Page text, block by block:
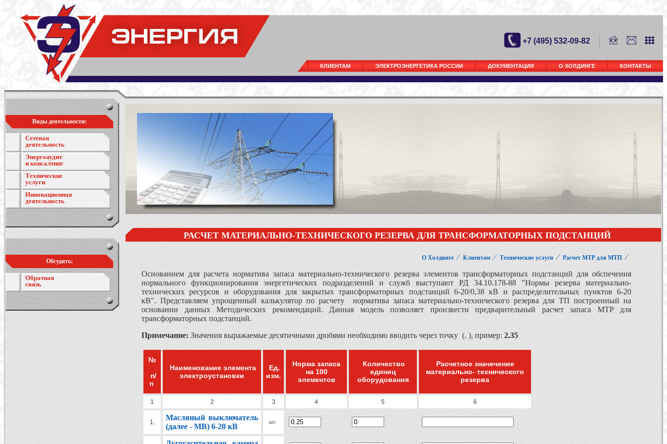
+7 (495) 532-09-82
КЛИЕНТАМ ЭЛЕКТРОЭНЕРГЕТИКА РОССИИ ДОКУМЕНТАЦИЯ О ХОЛДИНГЕ КОНТАКТЫ
Виды деятельности:
Сетевая
деятельность
Энергоаудит
и консалтинг
Технические
услуги
Инновационная
деятельность
Обсудить:
Обратная
связь
РАСЧЕТ МАТЕРИАЛЬНО-ТЕХНИЧЕСКОГО РЕЗЕРВА ДЛЯ ТРАНСФОРМАТОРНЫХ ПОДСТАНЦИЙ
О Холдинге ⁄ Клиентам ⁄ Технические услуги ⁄ Расчет МТР для МТП ⁄
Основанием для расчета норматива запаса материально-технического резерва элементов трансформаторных подстанций для обспечения
нормального функционирования энергетических подразделений и служб выступают РД 34.10.178-88 "Нормы резерва материально-
технических ресурсов и оборудования для закрытых трансформаторных подстанций 6-20/0,38 кВ и распределительных пунктов 6-20
кВ". Представляем упрощенный калькулятор по расчету норматива запаса материально-технического резерва для ТП построенный на
основании данных Методических рекомендаций. Данная модель позволяет произвести предварительный расчет запаса МТР для
трансформаторных подстанций.
Примечание: Значения выражаемые десятичными дробями необходимо вводить через точку (. ), пример: 2.35
№
п/
п
Наименование элемента
электроустановки
Ед.
изм.
Норма запаса
на 100
элементов
Количество
единиц
оборудования
Расчетное значечение
материально- технического
резерва
1 2 3 4 5 6
1.
Масляный выключатель
(далее - МВ) 6-20 кВ
шт.